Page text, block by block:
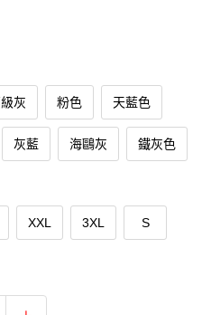
灰 粉色 天藍色
灰藍 海鷗灰 鐵灰色
XXL 3XL S